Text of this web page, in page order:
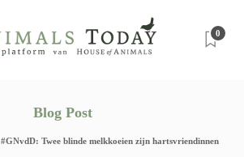
0
Blog Post
#GNvdD: Twee blinde melkkoeien zijn hartsvriendinnen